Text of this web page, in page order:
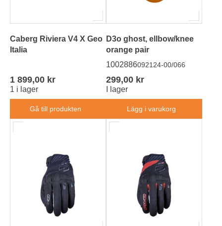
Caberg Riviera V4 X Geo
Italia
1 899,00 kr
1 i lager
Gå till produkten
D3o ghost, ellbow/knee
orange pair
1002886092124-00/066
299,00 kr
I lager
Lägg i varukorg